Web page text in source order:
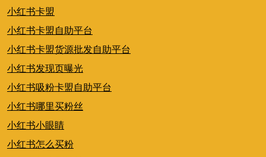
小红书卡盟
小红书卡盟自助平台
小红书卡盟货源批发自助平台
小红书发现页曝光
小红书吸粉卡盟自助平台
小红书哪里买粉丝
小红书小眼睛
小红书怎么买粉